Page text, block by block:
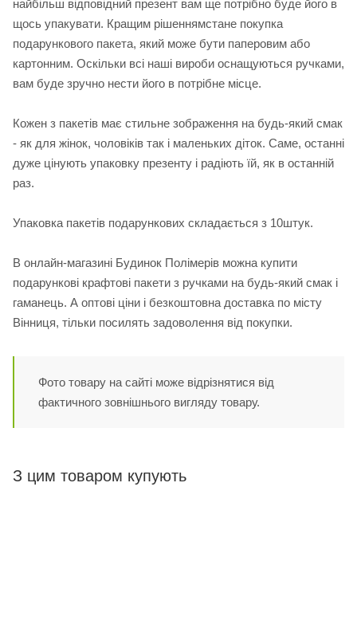
найбільш відповідний презент вам ще потрібно буде його в
щось упакувати. Кращим рішеннямстане покупка
подарункового пакета, який може бути паперовим або
картонним. Оскільки всі наші вироби оснащуються ручками,
вам буде зручно нести його в потрібне місце.
Кожен з пакетів має стильне зображення на будь-який смак
- як для жінок, чоловіків так і маленьких діток. Саме, останні
дуже цінують упаковку презенту і радіють їй, як в останній
раз.
Упаковка пакетів подарункових складається з 10штук.
В онлайн-магазині Будинок Полімерів можна купити
подарункові крафтові пакети з ручками на будь-який смак і
гаманець. А оптові ціни і безкоштовна доставка по місту
Вінниця, тільки посилять задоволення від покупки.
Фото товару на сайті може відрізнятися від
фактичного зовнішнього вигляду товару.
З цим товаром купують